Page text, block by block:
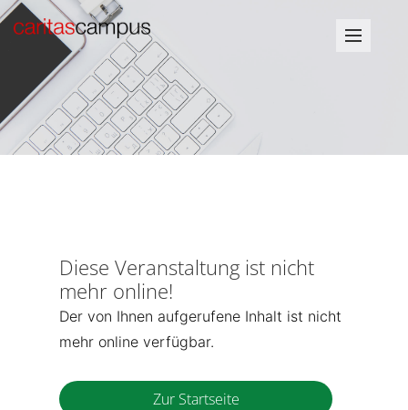
Diese Veranstaltung ist nicht
mehr online!
Der von Ihnen aufgerufene Inhalt ist nicht
mehr online verfügbar.
Zur Startseite